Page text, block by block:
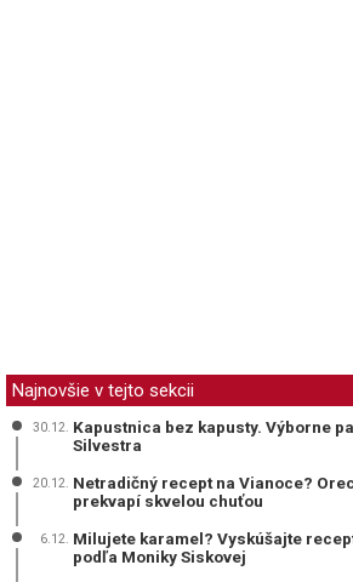
Najnovšie v tejto sekcii
30.12. Kapustnica bez kapusty. Výborne
Silvestra
20.12. Netradičný recept na Vianoce?
prekvapí skvelou chuťou
6.12. Milujete karamel? Vyskúšajte
podľa Moniky Siskovej